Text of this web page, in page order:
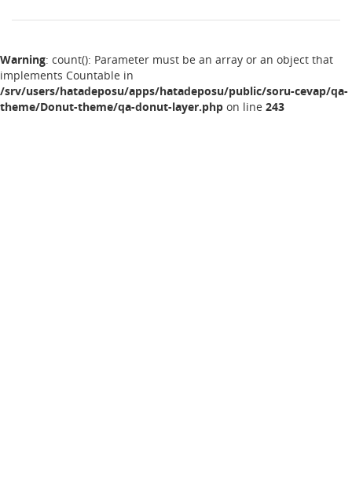
Warning: count(): Parameter must be an array or an object that
implements Countable in
/srv/users/hatadeposu/apps/hatadeposu/public/soru-cevap/qa-
theme/Donut-theme/qa-donut-layer.php on line 243